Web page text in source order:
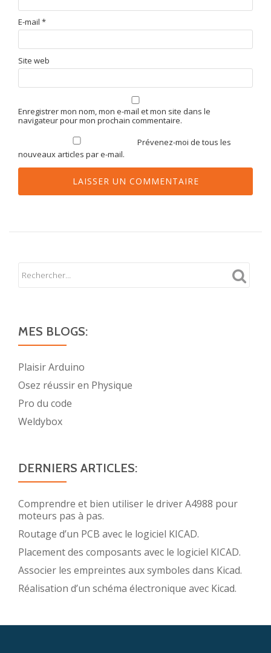
E-mail *
Site web
Enregistrer mon nom, mon e-mail et mon site dans le
navigateur pour mon prochain commentaire.
Prévenez-moi de tous les
nouveaux articles par e-mail.
MES BLOGS:
Plaisir Arduino
Osez réussir en Physique
Pro du code
Weldybox
DERNIERS ARTICLES:
Comprendre et bien utiliser le driver A4988 pour
moteurs pas à pas.
Routage d’un PCB avec le logiciel KICAD.
Placement des composants avec le logiciel KICAD.
Associer les empreintes aux symboles dans Kicad.
Réalisation d’un schéma électronique avec Kicad.